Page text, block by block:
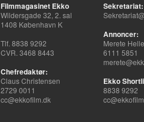
Filmmagasinet Ekko
Wildersgade 32, 2. sal
1408 København K
Tlf. 8838 9292
CVR. 3468 8443
Chefredaktør:
Claus Christensen
2729 0011
cc@ekkofilm.dk
Sekretariat:
Annoncer:
Merete
6111 5851
Ekko
8838 9292